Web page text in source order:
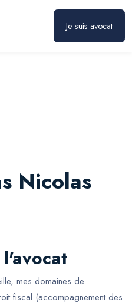
Je suis avocat
Nicolas
mes domaines de
fiscal (accompagnement des